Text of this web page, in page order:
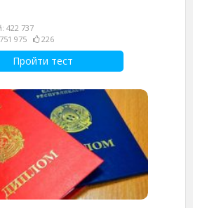
422 737
975
226
Пройти тест